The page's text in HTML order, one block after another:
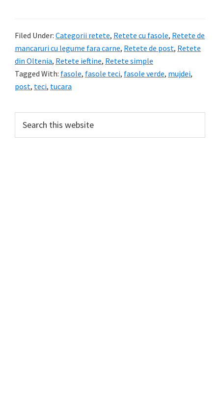
Filed Under: Categorii retete, Retete cu fasole, Retete de
mancaruri cu legume fara carne, Retete de post, Retete
din Oltenia, Retete ieftine, Retete simple
Tagged With: fasole, fasole teci, fasole verde, mujdei,
post, teci, tucara
Primary
Sidebar
this